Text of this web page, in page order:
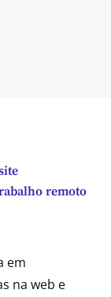
remoto
em
na web e